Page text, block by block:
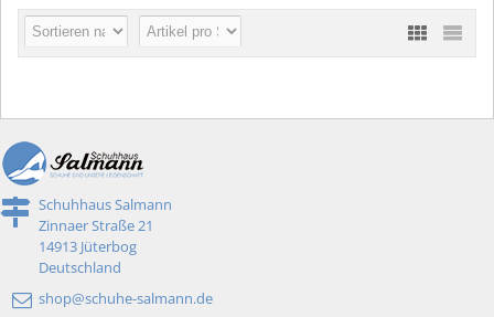
Schuhhaus Salmann
Zinnaer Straße 21
14913 Jüterbog
Deutschland
shop@schuhe-salmann.de